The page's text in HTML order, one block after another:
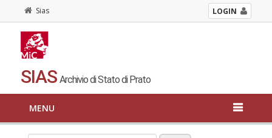
Sias LOGIN
SIAS Archivio di Stato di Prato
MENU